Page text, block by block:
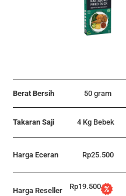
Berat Bersih 50 gram
Takaran Saji 4 Kg Bebek
Harga Eceran Rp25.500
Harga Reseller Rp19.500